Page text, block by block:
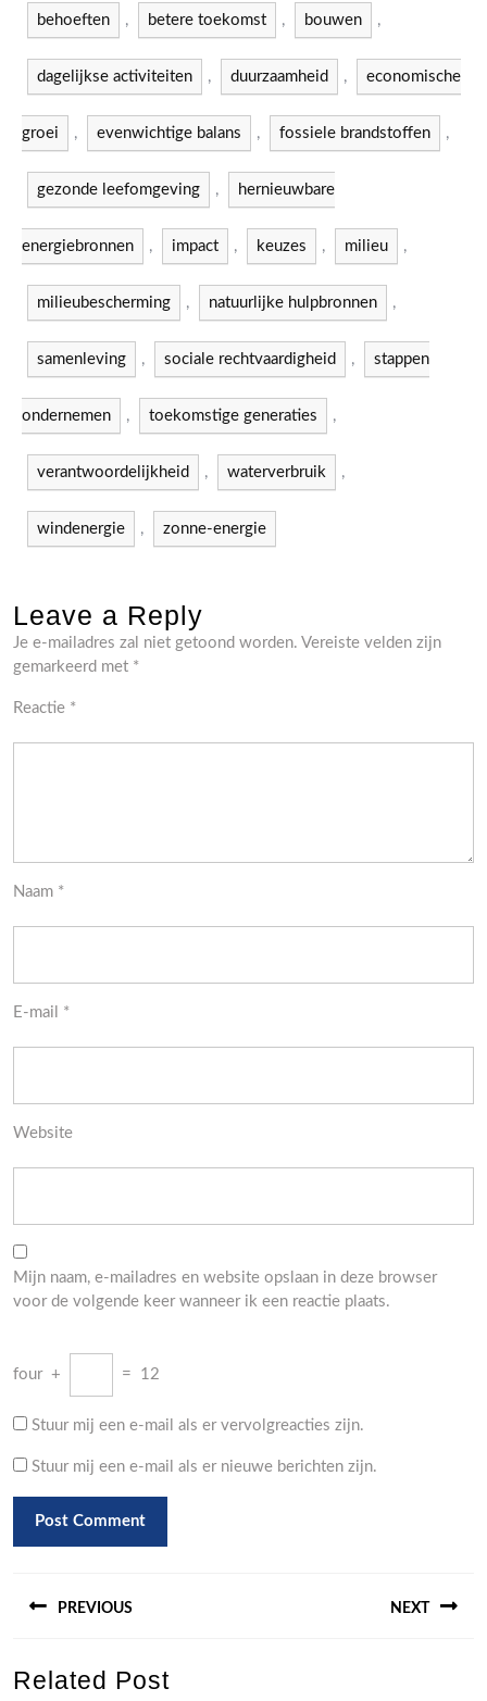
behoeften , betere toekomst , bouwen ,
dagelijkse activiteiten , duurzaamheid , economische
groei , evenwichtige balans , fossiele brandstoffen ,
gezonde leefomgeving , hernieuwbare
energiebronnen , impact , keuzes , milieu ,
milieubescherming , natuurlijke hulpbronnen ,
samenleving , sociale rechtvaardigheid , stappen
ondernemen , toekomstige generaties ,
verantwoordelijkheid , waterverbruik ,
windenergie , zonne-energie
Leave a Reply
Je e-mailadres zal niet getoond worden. Vereiste velden zijn
gemarkeerd met *
Reactie *
Naam *
E-mail *
Website
Mijn naam, e-mailadres en website opslaan in deze browser
voor de volgende keer wanneer ik een reactie plaats.
four + = 12
Stuur mij een e-mail als er vervolgreacties zijn.
Stuur mij een e-mail als er nieuwe berichten zijn.
PREVIOUS
post:
NEXT
Related Post